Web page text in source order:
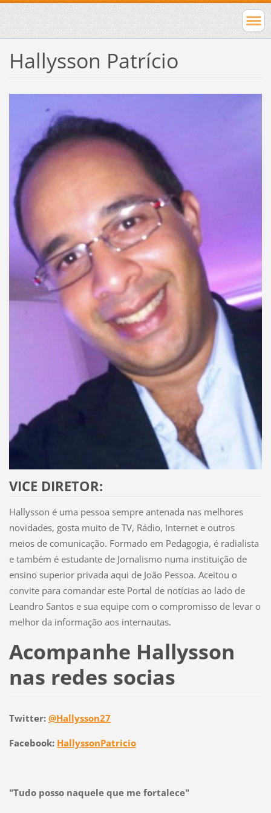
Hallysson Patrício
VICE DIRETOR:
Hallysson é uma pessoa sempre antenada nas melhores
novidades, gosta muito de TV, Rádio, Internet e outros
meios de comunicação. Formado em Pedagogia, é radialista
e também é estudante de Jornalismo numa instituição de
ensino superior privada aqui de João Pessoa. Aceitou o
convite para comandar este Portal de notícias ao lado de
Leandro Santos e sua equipe com o compromisso de levar o
melhor da informação aos internautas.
Acompanhe Hallysson
nas redes socias
Twitter: @Hallysson27
Facebook: HallyssonPatricio
"Tudo posso naquele que me fortalece"